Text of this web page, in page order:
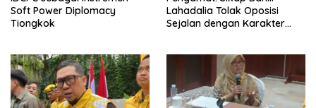
Soft Power Diplomacy
Tiongkok
Lahadalia Tolak Oposisi
Sejalan dengan Karakter